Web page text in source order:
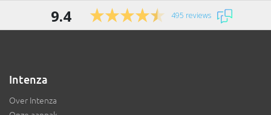
9.4 495 reviews
Intenza
Over Intenza